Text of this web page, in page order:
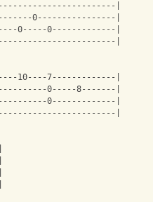
|
0----------------|
0-----0-------------|
|
10----7-------------|
0-----8-------|
0-------------|
|